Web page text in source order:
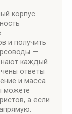
корпус
и получить
—
каждый
ответы
и масса
можете
а если